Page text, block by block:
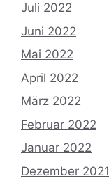
Juli 2022
Juni 2022
Mai 2022
April 2022
März 2022
Februar 2022
Januar 2022
Dezember 2021